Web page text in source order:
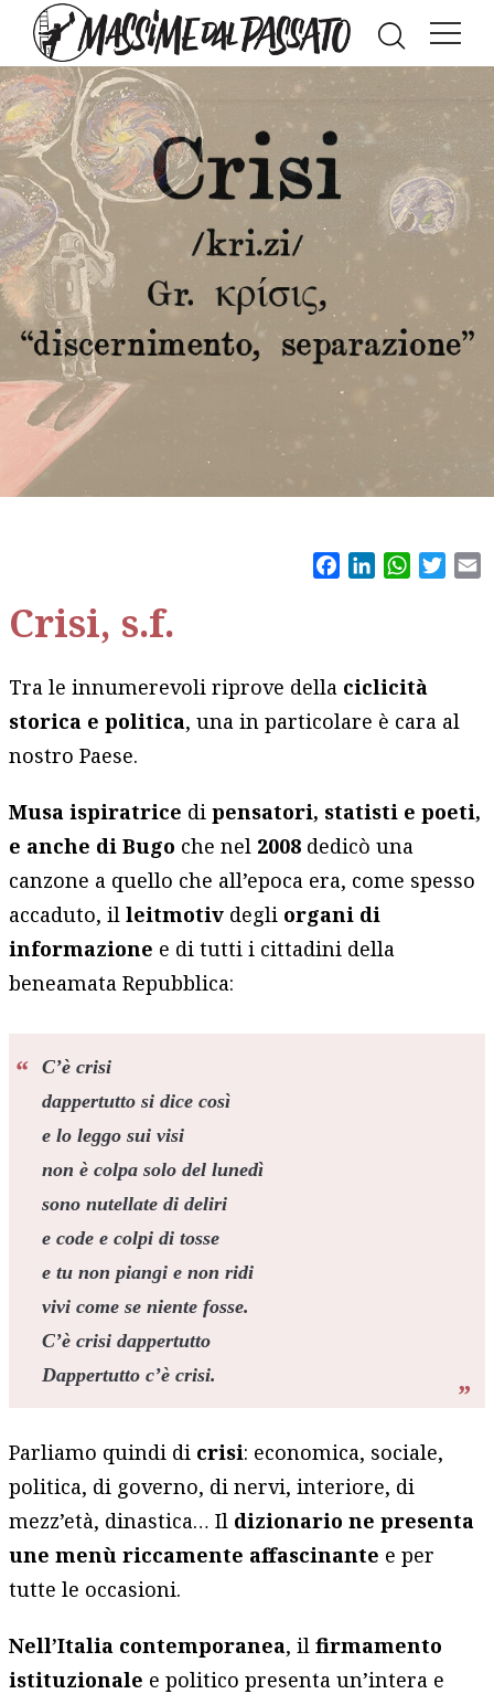
FacebookLinkedIn
Crisi, s.f.
Tra le innumerevoli riprove della ciclicità
storica e politica, una in particolare è cara al
nostro Paese.
Musa ispiratrice dipensatori, statisti e poeti,
e anche di Bugo che nel 2008 dedicò una
canzone a quello che all’epoca era, come spesso
accaduto, illeitmotiv degli organi di
informazione e di tutti i cittadini della
beneamata Repubblica:
C’è crisi
dappertutto si dice così
e lo leggo sui visi
non è colpa solo del lunedì
sono nutellate di deliri
e code e colpi di tosse
e tu non piangi e non ridi
vivi come se niente fosse.
C’è crisi dappertutto
Dappertutto c’è crisi.
Parliamo quindi di crisi: economica, sociale,
politica, di governo, di nervi, interiore, di
mezz’età, dinastica… Il dizionario ne presenta
une menù riccamente affascinante e per
tutte le occasioni.
Nell’Italia contemporanea, ilfirmamento
istituzionale e politico presenta un’intera e